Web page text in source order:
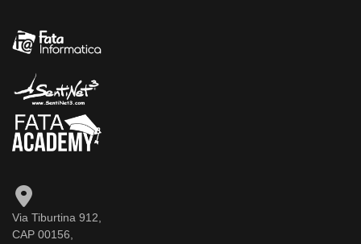
Via Tiburtina 912,
CAP 00156,